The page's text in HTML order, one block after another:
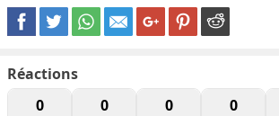
Réactions
0
0 0 0